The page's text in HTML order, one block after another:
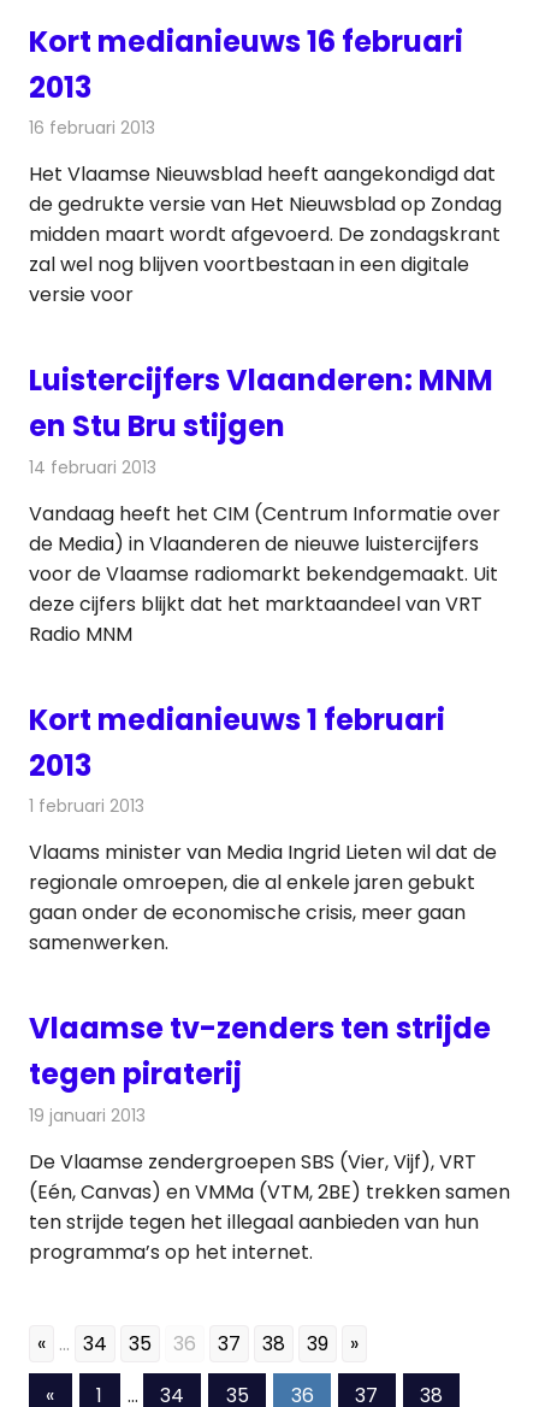
Kort medianieuws 16 februari
2013
16 februari 2013
Het Vlaamse Nieuwsblad heeft aangekondigd dat
de gedrukte versie van Het Nieuwsblad op Zondag
midden maart wordt afgevoerd. De zondagskrant
zal wel nog blijven voortbestaan in een digitale
versie voor
Luistercijfers Vlaanderen: MNM
en Stu Bru stijgen
14 februari 2013
Vandaag heeft het CIM (Centrum Informatie over
de Media) in Vlaanderen de nieuwe luistercijfers
voor de Vlaamse radiomarkt bekendgemaakt. Uit
deze cijfers blijkt dat het marktaandeel van VRT
Radio MNM
Kort medianieuws 1 februari
2013
1 februari 2013
Vlaams minister van Media Ingrid Lieten wil dat de
regionale omroepen, die al enkele jaren gebukt
gaan onder de economische crisis, meer gaan
samenwerken.
Vlaamse tv-zenders ten strijde
tegen piraterij
19 januari 2013
De Vlaamse zendergroepen SBS (Vier, Vijf), VRT
(Eén, Canvas) en VMMa (VTM, 2BE) trekken samen
ten strijde tegen het illegaal aanbieden van hun
programma’s op het internet.
« ... 34 35 36 37 38 39 »
Berichten
«Vorige1 … 34 35 36 37 38